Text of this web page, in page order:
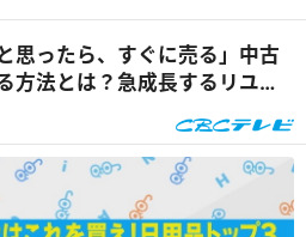
思ったら、すぐに売る」中古
方法とは？急成長するリユー